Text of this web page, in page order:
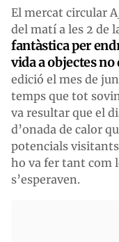
El mercat circular
del matí a les 2 de
fantàstica per
vida a objectes
edició el mes de
temps que tot
va resultar que el
d’onada de calor
potencials
ho va fer tant com
s’esperaven.